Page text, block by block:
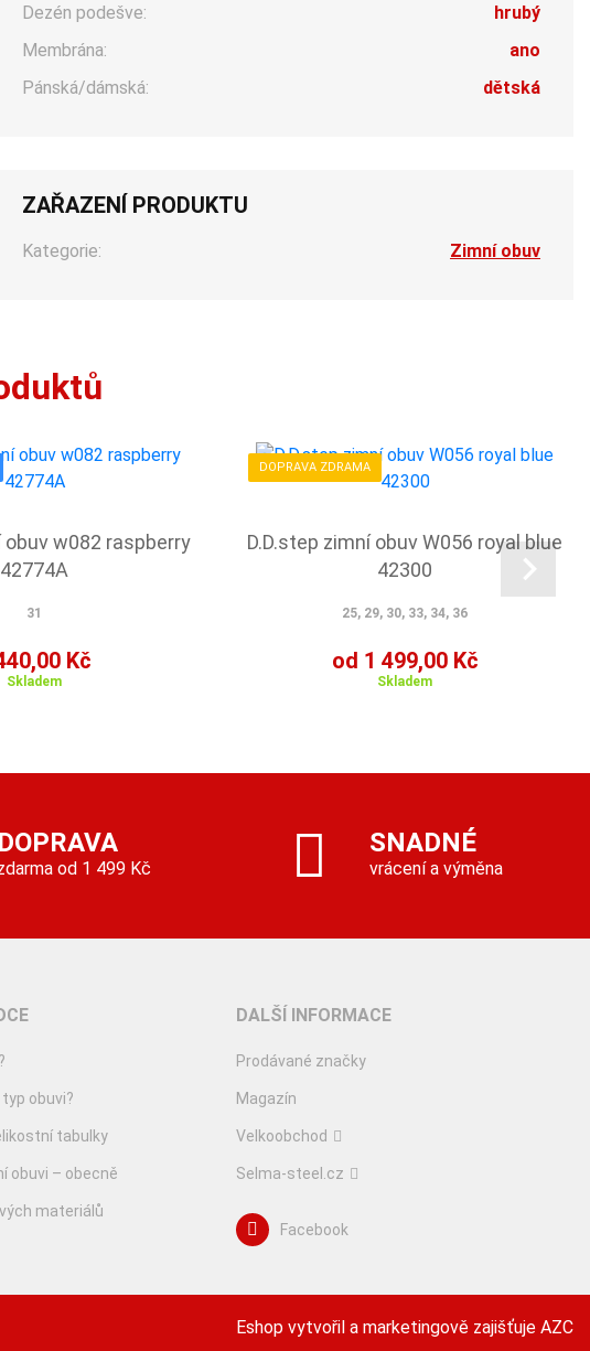
Dezén podešve:
hrubý
Membrána:
ano
Pánská/dámská:
dětská
ZAŘAZENÍ PRODUKTU
Kategorie: Zimní obuv
obuv w082 raspberry
42774A
31
Kč
Skladem
DOPRAVA ZDRAMA
D.D.step zimní obuv W056 royal blue
42300
25, 29, 30, 33, 34, 36
od 1 499,00 Kč
Skladem
DOPRAVA
od 1 499 Kč
SNADNÉ
vrácení a výměna
obuvi?
tabulky
obuvi – obecně
materiálů
DALŠÍ INFORMACE
Prodávané značky
Magazín
Velkoobchod
Selma-steel.cz
Facebook
Eshop vytvořil a marketingově zajišťuje AZC